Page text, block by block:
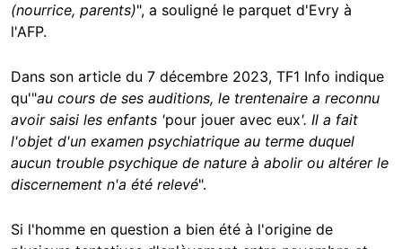
(nourrice, parents)", a souligné le parquet d'Evry à
l'AFP.
Dans son article du 7 décembre 2023, TF1 Info indique
qu'"au cours de ses auditions, le trentenaire a reconnu
avoir saisi les enfants 'pour jouer avec eux'. Il a fait
l'objet d'un examen psychiatrique au terme duquel
aucun trouble psychique de nature à abolir ou altérer le
discernement n'a été relevé".
Si l'homme en question a bien été à l'origine de